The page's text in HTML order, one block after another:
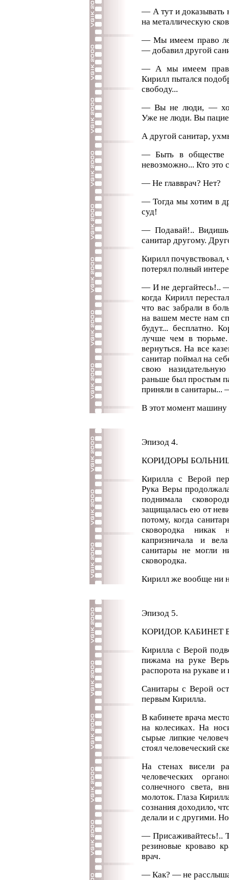
— А тут и доказывать
на металлическую
— Мы имеем право
— добавил другой
— А мы имеем
Кирилл пытался
свободу...
— Вы не люди, —
Уже не люди. Вы
А другой санитар,
— Быть в обществе
невозможно... Кто это
— Не главврач? Нет?
— Тогда мы хотим в
суд!
— Подавай!..
санитар другому.
Кирилл почувствовал,
потерял полный
— И не дергайтесь!..
когда Кирилл
что вас забрали в
на вашем месте нам
будут... бесплатно.
лучше чем в тюрьме.
вернуться. На все
санитар поймал на
свою
раньше был простым
приняли в санитары...
В этот момент машину
Эпизод 4.
КОРИДОРЫ
Кирилла с Верой
Рука Веры
поднимала
защищалась ею от
потому, когда
сковородка
капризничала и
санитары не могли
сковородка.
Кирилл же вообще ни
Эпизод 5.
КОРИДОР. КАБИНЕТ
Кирилла с Верой
пижама на руке
распорота на рукаве
Санитары с Верой
первым Кирилла.
В кабинете врача
на колесиках. На
сырые липкие
стоял человеческий
На стенах висели
человеческих
солнечного света,
молоток. Глаза
сознания доходило,
делали и с другими.
— Присаживайтесь!..
резиновые кроваво
врач.
— Как? — не